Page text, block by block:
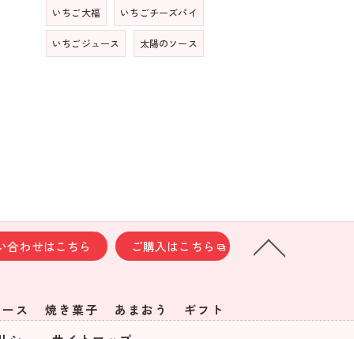
いちご大福 いちごチーズパイ
いちごジュース 太陽のソース
合わせはこちら ご購入はこちら
ス 焼き菓子 あまおう
ギフト